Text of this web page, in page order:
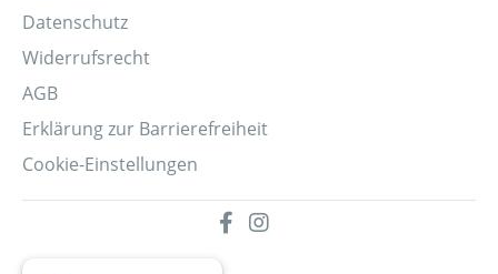
Datenschutz
Widerrufsrecht
AGB
Erklärung zur Barrierefreiheit
Cookie-Einstellungen